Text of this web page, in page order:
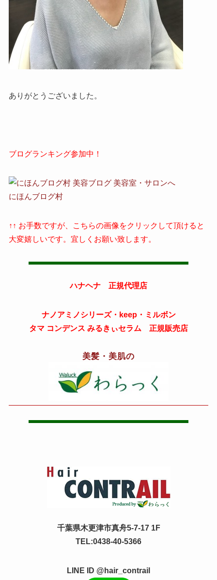
ありがとうございました。
ブログランキング参加中！
にほんブログ村
↑↑ お手数ですが、こちらの画像をクリックして頂けると
大変嬉しいです。宜しくお願い致します。
ハナヘナ 正規代理店
ナノアミノシリーズ・keep・ミルボン
タマ コンデンス みるきぃセラム 正規販売店
美髪・美肌の
千葉県木更津市真舟5-7-17 1F
TEL:0438-40-5366
LINE ID @hair_contrail